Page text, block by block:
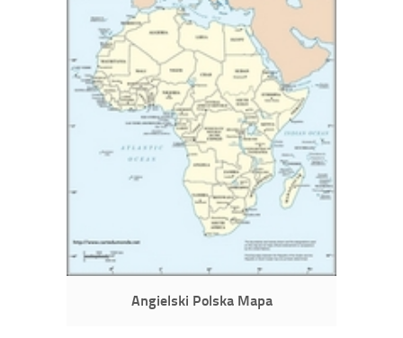
Angielski Polska Mapa